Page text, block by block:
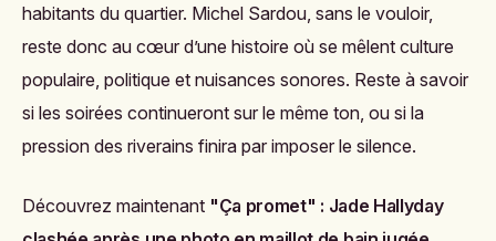
habitants du quartier. Michel Sardou, sans le vouloir,
reste donc au cœur d’une histoire où se mêlent culture
populaire, politique et nuisances sonores. Reste à savoir
si les soirées continueront sur le même ton, ou si la
pression des riverains finira par imposer le silence.
Découvrez maintenant "Ça promet" : Jade Hallyday